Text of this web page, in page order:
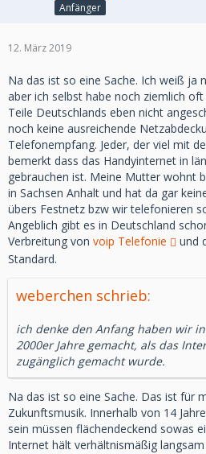
Anfänger
12. März 2019
Na das ist so eine Sache. Ich weiß ja
aber ich selbst habe noch ziemlich
Teile Deutschlands eben nicht
noch keine ausreichende
Telefonempfang. Jeder, der viel mit
bemerkt dass das Handyinternet in
gebrauchen ist. Meine Mutter wohnt
in Sachsen Anhalt und hat da gar
übers Festnetz bzw wir telefonieren
Angeblich gibt es in Deutschland
Verbreitung von voip Telefonie
und
Standard.
weberchen schrieb:
ich denke den Anfang haben wir
2000er Jahre gemacht, als das
zugänglich gemacht wurde.
Na das ist so eine Sache. Das ist für
Zukunftsmusik. Innerhalb von 14
sein müssen flächendeckend sowas
Internet hält verhältnismäßig langsam